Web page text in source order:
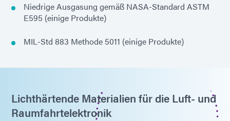
Niedrige Ausgasung gemäß NASA-Standard ASTM
E595 (einige Produkte)
MIL-Std 883 Methode 5011 (einige Produkte)
Lichthärtende Materialien für die Luft- und
Raumfahrtelektronik